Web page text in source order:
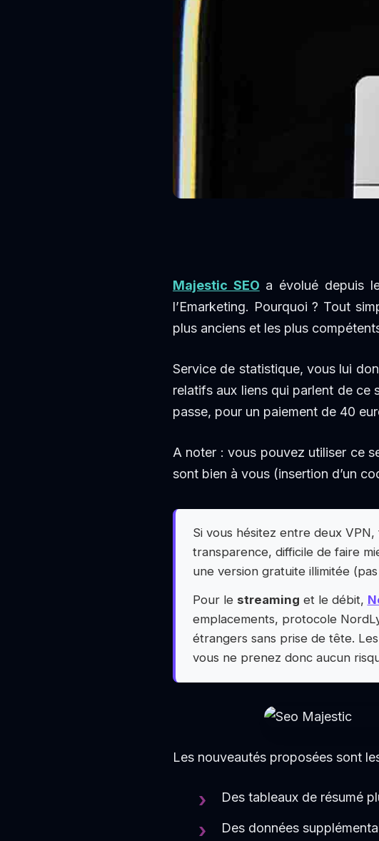
Majestic SEO a évolué depuis
l’Emarketing. Pourquoi ? Tout
plus anciens et les plus
Service de statistique, vous lui
relatifs aux liens qui parlent de ce
passe, pour un paiement de 40
A noter : vous pouvez utiliser ce
sont bien à vous (insertion d’un
Si vous hésitez entre deux
transparence, difficile de faire
une version gratuite illimitée
Pour le streaming et le débit,
emplacements, protocole
étrangers sans prise de tête.
vous ne prenez donc aucun
Les nouveautés proposées sont
Des tableaux de résumé
Des données